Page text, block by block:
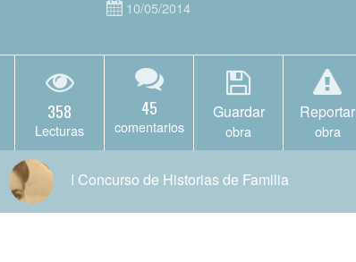
10/05/2014
358
Lecturas
45
comentarios
Guardar
obra
Reportar
obra
I Concurso de Historias de Familia